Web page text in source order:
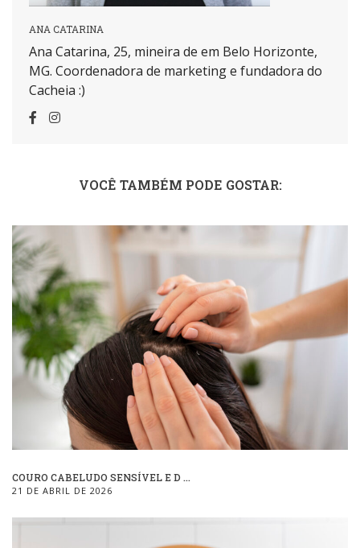
ANA CATARINA
Ana Catarina, 25, mineira de em Belo Horizonte,
MG. Coordenadora de marketing e fundadora do
Cacheia :)
VOCÊ TAMBÉM PODE GOSTAR:
COURO CABELUDO SENSÍVEL E D ...
21 DE ABRIL DE 2026